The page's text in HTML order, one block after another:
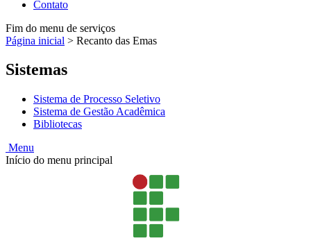
Contato
Fim do menu de serviços
Página inicial > Recanto das Emas
Sistemas
Sistema de Processo Seletivo
Sistema de Gestão Acadêmica
Bibliotecas
Menu
Início do menu principal